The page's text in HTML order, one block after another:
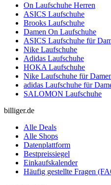
On Laufschuhe Herren
ASICS Laufschuhe
Brooks Laufschuhe
Damen On Laufschuhe
ASICS Laufschuhe für
Nike Laufschuhe
Adidas Laufschuhe
HOKA Laufschuhe
Nike Laufschuhe für
adidas Laufschuhe für
SALOMON Laufschuhe
billiger.de
Alle Deals
Alle Shops
Datenplattform
Bestpreissiegel
Einkaufskalender
Häufig gestellte Fragen